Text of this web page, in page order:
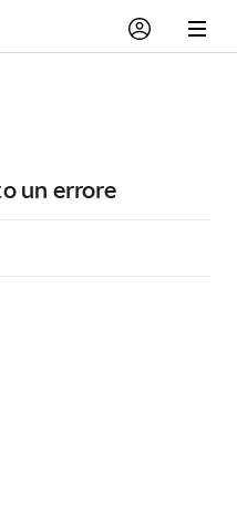
un errore